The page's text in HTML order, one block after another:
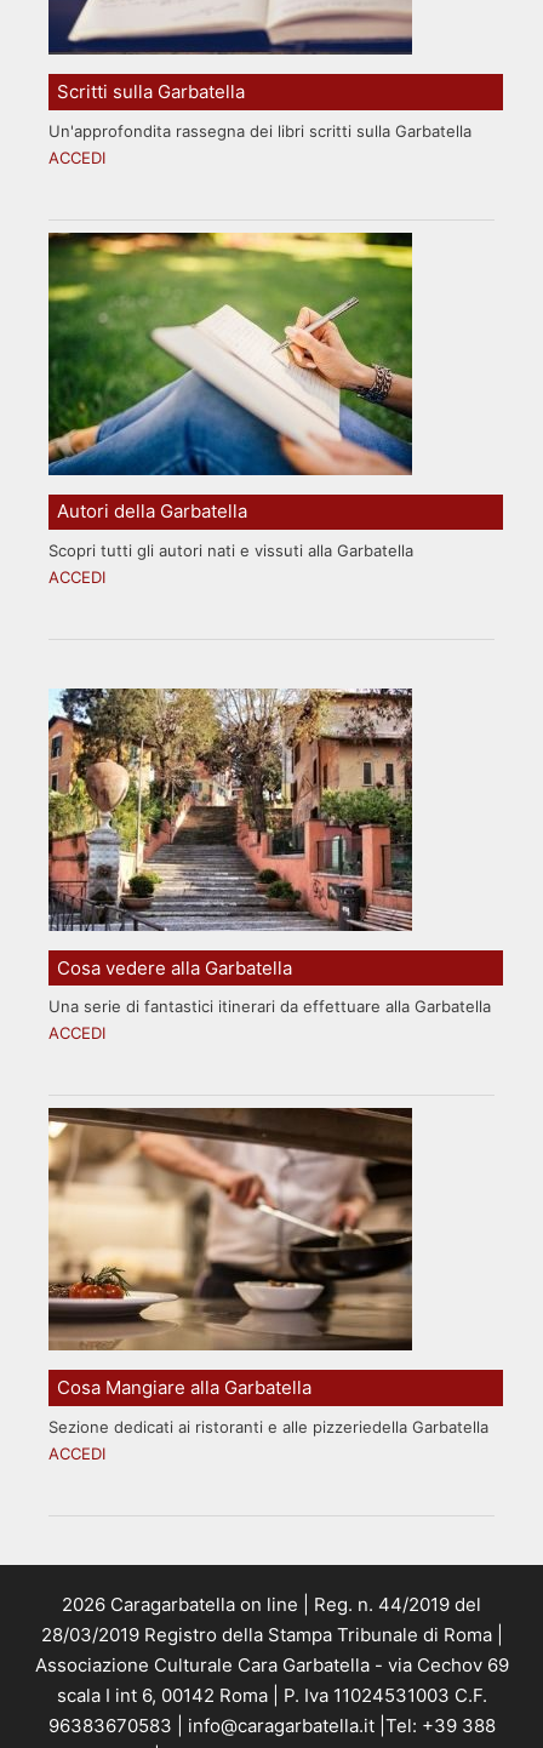
Scritti sulla Garbatella
Un'approfondita rassegna dei libri scritti sulla Garbatella
ACCEDI
Autori della Garbatella
Scopri tutti gli autori nati e vissuti alla Garbatella
ACCEDI
Cosa vedere alla Garbatella
Una serie di fantastici itinerari da effettuare alla Garbatella
ACCEDI
Cosa Mangiare alla Garbatella
Sezione dedicati ai ristoranti e alle pizzeriedella Garbatella
ACCEDI
2026 Caragarbatella on line | Reg. n. 44/2019 del
28/03/2019 Registro della Stampa Tribunale di Roma |
Associazione Culturale Cara Garbatella - via Cechov 69
scala I int 6, 00142 Roma | P. Iva 11024531003 C.F.
96383670583 | info@caragarbatella.it |Tel: +39 388